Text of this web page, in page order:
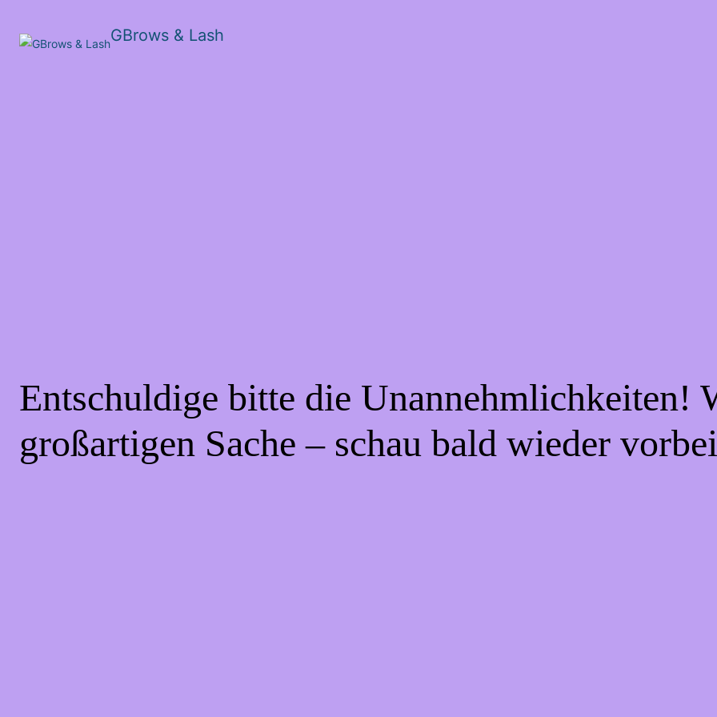
GBrows & Lash
Entschuldige bitte die Unannehmlichkeiten!
großartigen Sache – schau bald wieder